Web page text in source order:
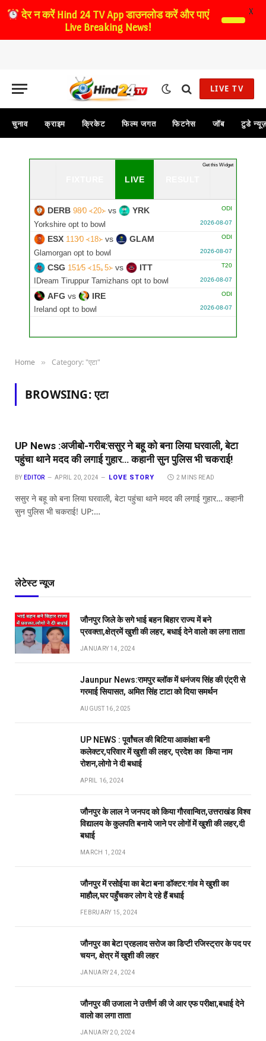
LIVE TV
चुनाव क्राइम क्रिकेट फिल्म जगत फिटनेस जॉब टुडे
...
LIVE
ODI
DERB 98∕0 ᚜20᚛vs YRK
2026-08-07
Yorkshire opt to bowl
ODI
ESX 113∕0 ᚜18᚛vs GLAM
2026-08-07
Glamorgan opt to bowl
T20
CSG 151∕5 ᚜15｡5᚛vs ITT
2026-08-07
IDream Tiruppur Tamizhans opt to bowl
ODI
AFG vs IRE
2026-08-07
Ireland opt to bowl
Get this Widget
Home » Category: "एटा"
BROWSING:एटा
UP News :अजीबो-गरीब:ससुर ने बहू को बना लिया घरवाली, बेटा
पहुंचा थाने मदद की लगाई गुहार… कहानी सुन पुलिस भी चकराई!
BY EDITOR APRIL 20, 2024 LOVE STORY 2 MINS READ
ससुर ने बहू को बना लिया घरवाली, बेटा पहुंचा थाने मदद की लगाई गुहार… कहानी
सुन पुलिस भी चकराई! UP:…
लेटेस्ट न्यूज
जौनपुर जिले के सगे भाई बहन बिहार राज्य में बने
प्रवक्ता,क्षेत्रमें खुशी की लहर, बधाई देने वालो का लगा ताता
JANUARY 14, 2024
Jaunpur News:रामपुर ब्लॉक में धनंजय सिंह की एंट्री से
गरमाई सियासत, अमित सिंह टाटा को दिया समर्थन
AUGUST 16, 2025
UP NEWS : पूर्वांचल की बिटिया आकांक्षा बनी
कलेक्टर,परिवार में खुशी की लहर, प्रदेश का किया नाम
रोशन,लोगो ने दी बधाई
APRIL 16, 2024
जौनपुर के लाल ने जनपद को किया गौरवान्वित,उत्तराखंड विश्व
विद्यालय के कुलपति बनाये जाने पर लोगों में खुशी की लहर,दी
बधाई
MARCH 1, 2024
जौनपुर में रसोईया का बेटा बना डॉक्टर:गांव मे खुशी का
माहौल,घर पहुँचकर लोग दे रहे हैं बधाई
FEBRUARY 15, 2024
जौनपुर का बेटा प्रहलाद सरोज का डिप्टी रजिस्ट्रार के पद पर
चयन, क्षेत्र में खुशी की लहर
JANUARY 24, 2024
जौनपुर की उजाला ने उत्तीर्ण की जे आर एफ परीक्षा,बधाई देने
वालो का लगा ताता
JANUARY 20, 2024
देर न करेंHind 24 TV App डाउनलोड करें और पाएं
Live Breaking News!
X